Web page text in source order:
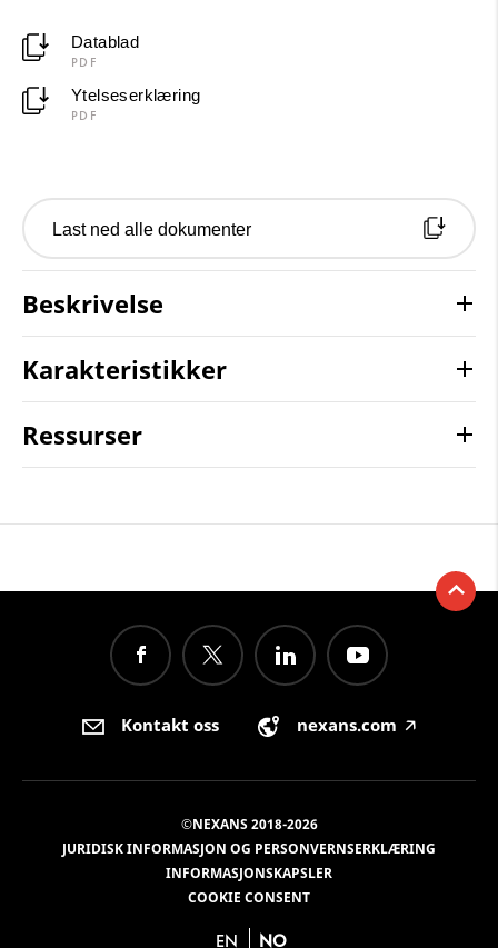
Datablad
PDF
Ytelseserklæring
PDF
Last ned alle dokumenter
Beskrivelse
Karakteristikker
Ressurser
Kontakt oss nexans.com 🡥
©NEXANS 2018-2026
JURIDISK INFORMASJON OG PERSONVERNSERKLÆRING
INFORMASJONSKAPSLER
COOKIE CONSENT
EN NO